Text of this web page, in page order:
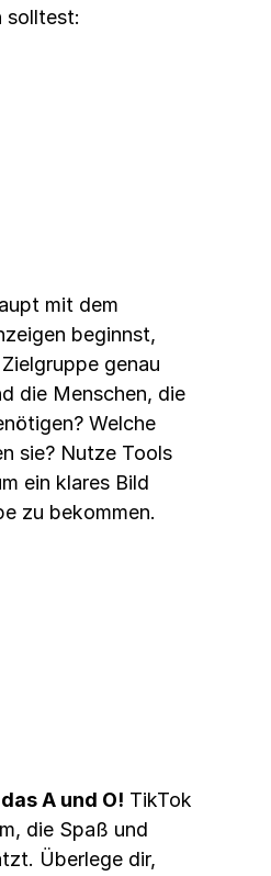
solltest:
mit dem
beginnst,
genau
die Menschen, die
Welche
sie? Nutze Tools
ein klares Bild
zu bekommen.
A und O! TikTok
die Spaß und
Überlege dir,